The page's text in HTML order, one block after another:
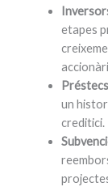
etapes
un
creditici.